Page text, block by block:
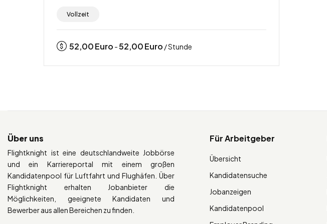
Vollzeit
52,00Euro -52,00Euro / Stunde
Über uns
Flightknight ist eine deutschlandweite Jobbörse
und ein Karriereportal mit einem großen
Kandidatenpool für Luftfahrt und Flughäfen. Über
Flightknight erhalten Jobanbieter die
Möglichkeiten, geeignete Kandidaten und
Bewerber aus allen Bereichen zu finden.
Für Arbeitgeber
Übersicht
Kandidatensuche
Jobanzeigen
Kandidatenpool